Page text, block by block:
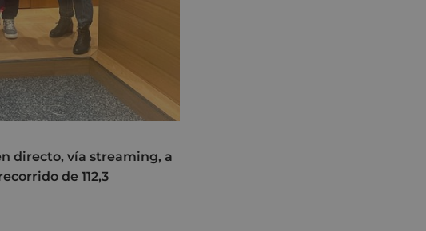
directo, vía streaming, a
de 112,3